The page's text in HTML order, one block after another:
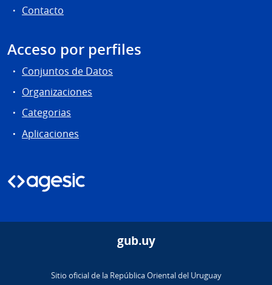
Contacto
Acceso por perfiles
Conjuntos de Datos
Organizaciones
Categorias
Aplicaciones
gub.uy
Sitio oficial de la República Oriental del Uruguay